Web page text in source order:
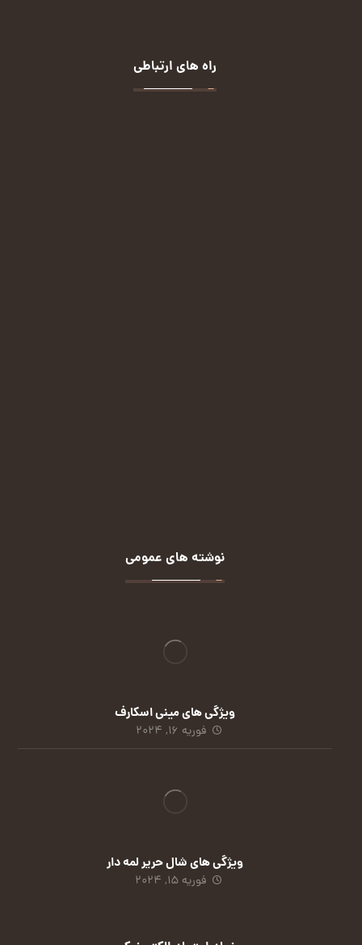
راه های ارتباطی
نوشته های عمومی
ویژگی های مینی اسکارف
فوریه 16, 2024
ویژگی های شال حریر لمه دار
فوریه 15, 2024